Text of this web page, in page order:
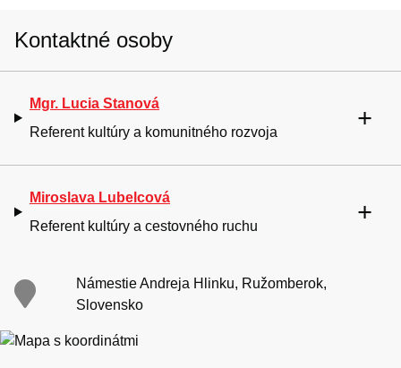
Kontaktné osoby
Mgr. Lucia Stanová
Referent kultúry a komunitného rozvoja
Miroslava Lubelcová
Referent kultúry a cestovného ruchu
Námestie Andreja Hlinku, Ružomberok,
Slovensko